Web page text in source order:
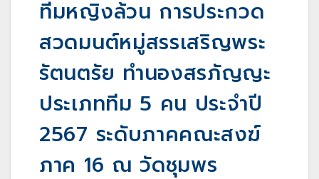
ทีมหญิงล้วน การประกวด
สวดมนต์หมู่สรรเสริญพระ
รัตนตรัย ทำนองสรภัญญะ
ประเภททีม 5 คน ประจำปี
2567 ระดับภาคคณะสงฆ์
ภาค 16 ณ วัดชุมพร